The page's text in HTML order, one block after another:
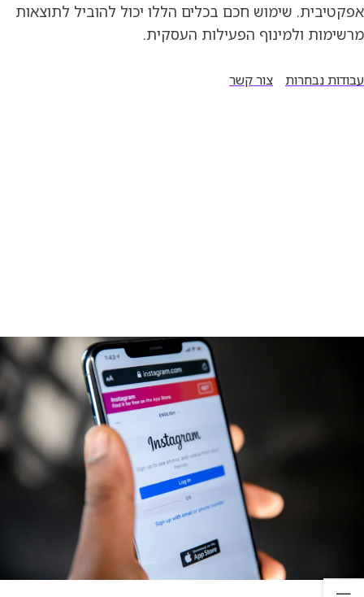
אפקטיבית. שימוש חכם בכלים הללו יכול להוביל לתוצאות
מרשימות ולמינוף הפעילות העסקית.
עבודות נבחרות צור קשר